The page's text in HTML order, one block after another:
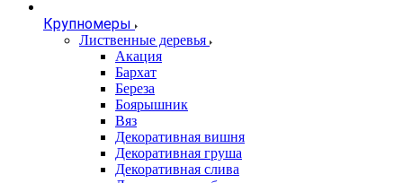
Крупномеры
Лиственные деревья
Акация
Бархат
Береза
Боярышник
Вяз
Декоративная вишня
Декоративная груша
Декоративная слива